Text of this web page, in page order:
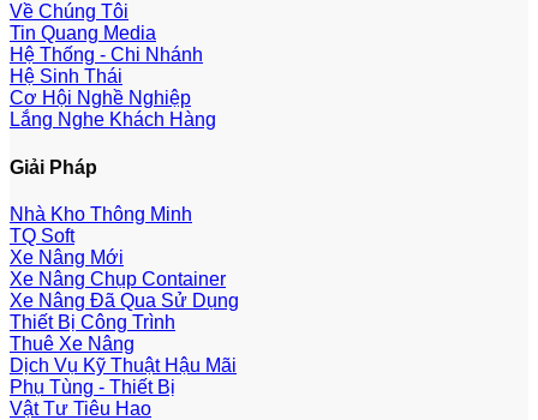
Về Chúng Tôi
Tin Quang Media
Hệ Thống - Chi Nhánh
Hệ Sinh Thái
Cơ Hội Nghề Nghiệp
Lắng Nghe Khách Hàng
Giải Pháp
Nhà Kho Thông Minh
TQ Soft
Xe Nâng Mới
Xe Nâng Chụp Container
Xe Nâng Đã Qua Sử Dụng
Thiết Bị Công Trình
Thuê Xe Nâng
Dịch Vụ Kỹ Thuật Hậu Mãi
Phụ Tùng - Thiết Bị
Vật Tư Tiêu Hao